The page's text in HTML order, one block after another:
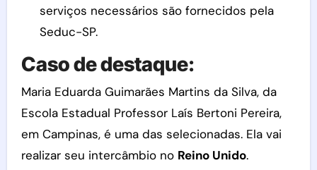
serviços necessários são fornecidos pela
Seduc-SP.
Caso de destaque:
Maria Eduarda Guimarães Martins da Silva, da
Escola Estadual Professor Laís Bertoni Pereira,
em Campinas, é uma das selecionadas. Ela vai
realizar seu intercâmbio no Reino Unido.